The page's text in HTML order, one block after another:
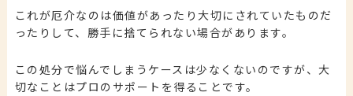
これが厄介なのは価値があったり大切にされていたものだ
ったりして、勝手に捨てられない場合があります。
この処分で悩んでしまうケースは少なくないのですが、大
切なことはプロのサポートを得ることです。